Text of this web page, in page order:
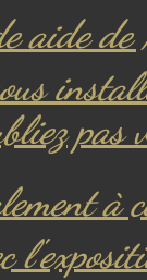
aide
pas
à